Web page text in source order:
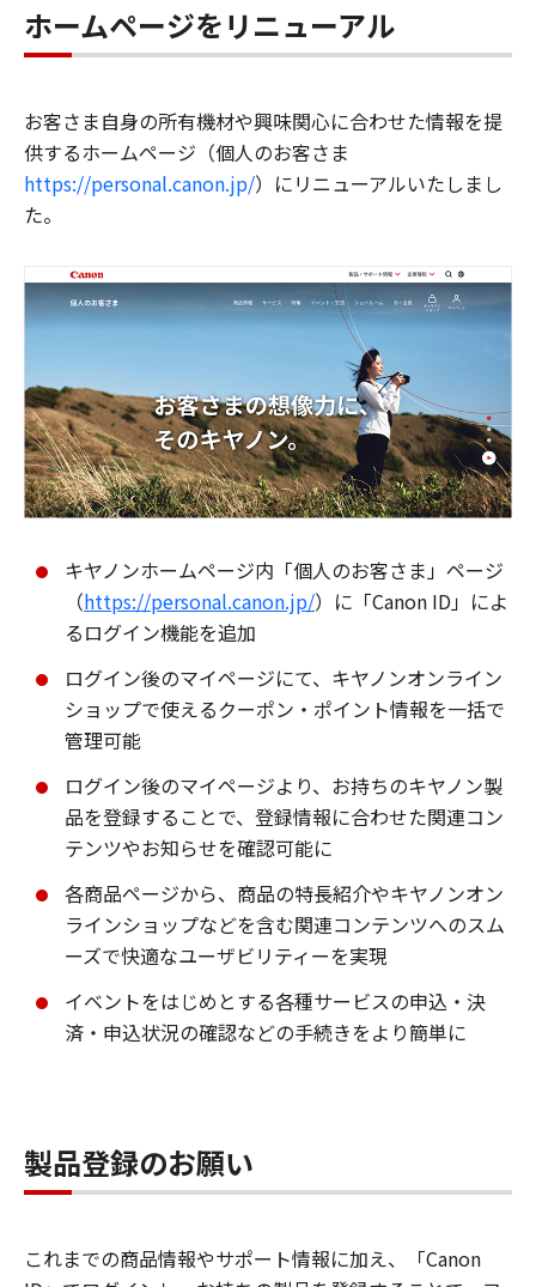
ホームページをリニューアル
お客さま自身の所有機材や興味関心に合わせた情報を提
供するホームページ（個人のお客さま
https://personal.canon.jp/）にリニューアルいたしまし
た。
キヤノンホームページ内「個人のお客さま」ページ
（https://personal.canon.jp/）に「Canon ID」によ
るログイン機能を追加
ログイン後のマイページにて、キヤノンオンライン
ショップで使えるクーポン・ポイント情報を一括で
管理可能
ログイン後のマイページより、お持ちのキヤノン製
品を登録することで、登録情報に合わせた関連コン
テンツやお知らせを確認可能に
各商品ページから、商品の特長紹介やキヤノンオン
ラインショップなどを含む関連コンテンツへのスム
ーズで快適なユーザビリティーを実現
イベントをはじめとする各種サービスの申込・決
済・申込状況の確認などの手続きをより簡単に
製品登録のお願い
これまでの商品情報やサポート情報に加え、「Canon